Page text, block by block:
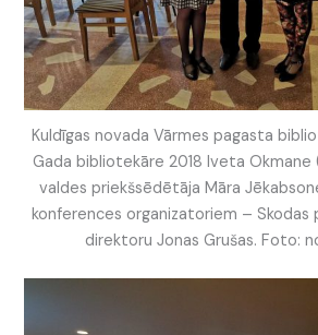
Kuldīgas novada Vārmes pagasta
Gada bibliotekāre 2018 Iveta Okmane
valdes priekšsēdētāja Māra
konferences organizatoriem – Skodas
direktoru Jonas Grušas. Foto: